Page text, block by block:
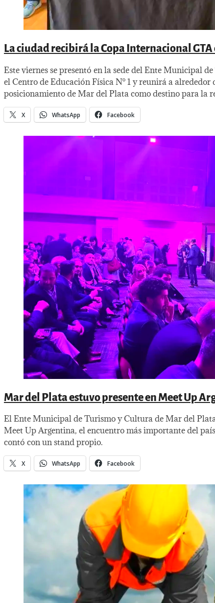
La ciudad recibirá la Copa Internacional
Este viernes se presentó en la sede del Ente Municipal
el Centro de Educación Física N° 1 y reunirá a
posicionamiento de Mar del Plata como destino para la
X WhatsApp Facebook
Mar del Plata estuvo presente en Meet Up
El Ente Municipal de Turismo y Cultura de Mar del
Meet Up Argentina, el encuentro más importante del
contó con un stand propio.
X WhatsApp Facebook